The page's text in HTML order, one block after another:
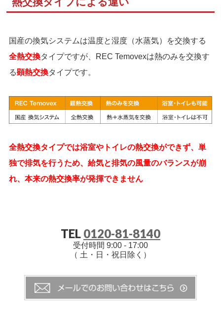
国産の換気システムは温度と湿度（水蒸気）を交換する
全熱交換タイプですが、REC Temovexは熱のみを交換す
る顕熱交換タイプです。
全熱交換タイプでは浴室やトイレの熱交換ができず、単
独で排気を行うため、給気と排気の風量のバランスが崩
れ、本来の熱交換率が発揮できません
TEL 0120-81-8140
受付時間 9:00 - 17:00
（ 土・日・祝日除く）